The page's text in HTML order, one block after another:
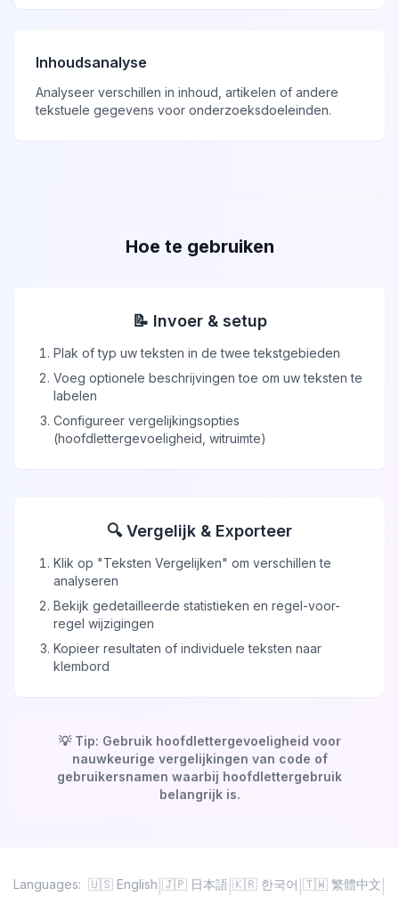
Inhoudsanalyse
Analyseer verschillen in inhoud, artikelen of andere
tekstuele gegevens voor onderzoeksdoeleinden.
Hoe te gebruiken
📝 Invoer & setup
Plak of typ uw teksten in de twee tekstgebieden
Voeg optionele beschrijvingen toe om uw teksten te
labelen
Configureer vergelijkingsopties
(hoofdlettergevoeligheid, witruimte)
🔍Vergelijk & Exporteer
Klik op "Teksten Vergelijken" om verschillen te
analyseren
Bekijk gedetailleerde statistieken en regel-voor-
regel wijzigingen
Kopieer resultaten of individuele teksten naar
klembord
💡 Tip: Gebruik hoofdlettergevoeligheid voor
nauwkeurige vergelijkingen van code of
gebruikersnamen waarbij hoofdlettergebruik
belangrijk is.
Languages: 🇺🇸 English 🇯🇵 日本語 🇰🇷 한국어 🇹🇼 繁體中文